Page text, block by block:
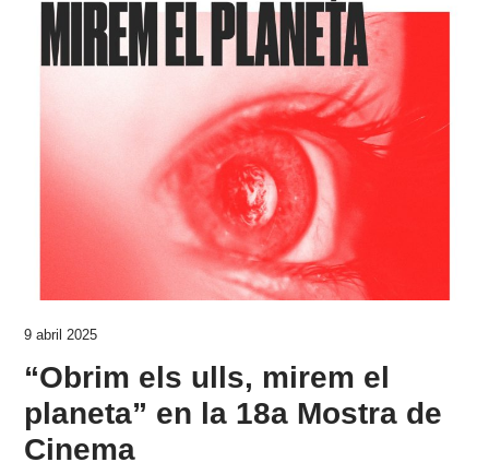
9 abril 2025
“Obrim els ulls, mirem el
planeta” en la 18a Mostra de
Cinema